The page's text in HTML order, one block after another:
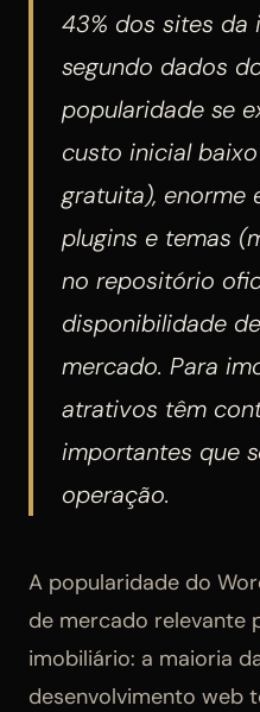
43% dos sites da
segundo dados
popularidade se
custo inicial
gratuita), enorme
plugins e temas
no repositório
disponibilidade
mercado. Para
atrativos têm
importantes que
operação.
A popularidade do
de mercado relevante
imobiliário: a maioria
desenvolvimento web